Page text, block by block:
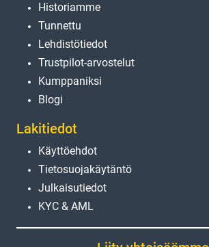
Historiamme
Tunnettu
Lehdistötiedot
Trustpilot-arvostelut
Kumppaniksi
Blogi
Lakitiedot
Käyttöehdot
Tietosuojakäytäntö
Julkaisutiedot
KYC & AML